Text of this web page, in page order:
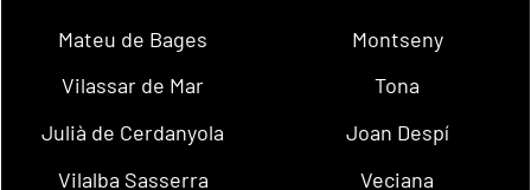
Mateu de Bages
Montseny
Vilassar de Mar
Tona
Julià de Cerdanyola
Joan Despí
Vilalba Sasserra
Veciana